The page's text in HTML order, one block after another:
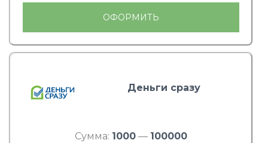
ОФОРМИТЬ
Деньги сразу
Сумма: 1000 — 100000